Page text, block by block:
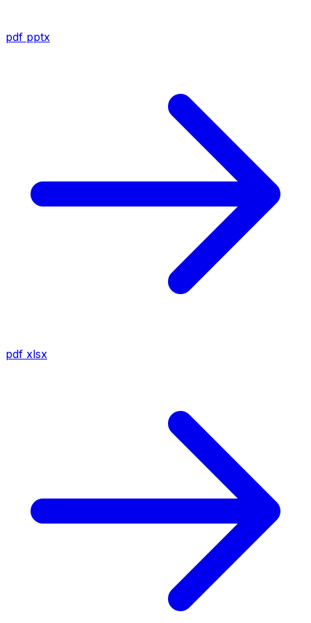
pdf pptx
pdf xlsx